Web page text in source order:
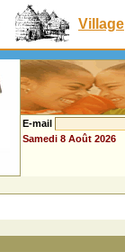
Village
E-mail
Samedi 8 Août 2026